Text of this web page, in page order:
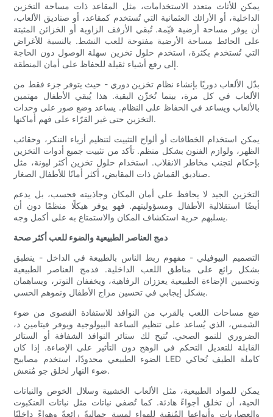
يمكن للأثاث متعدد الاستخدامات، مثل المقاعد ذات مساحة التخزين
الداخلية، أو الأرائك العثمانية التي تُستخدم كمقاعد، أو صناديق الألعاب،
أن يوفر مساحة أرضية قيّمة. تُبقي الأرفف الزاوية أو الخزائن المثبتة
على الحائط مساحة الأرضية مفتوحة للعب النشط. بالنسبة للأغراض
التي تُستخدم بكثرة، استخدم حلول تخزين سهلة الوصول دون الحاجة
إلى رفع أشياء ثقيلة للحفاظ على أمان المنطقة.
بدّل الألعاب دوريًا بإنشاء نظام تخزين دوري - حيث يتوفر جزء فقط من
الألعاب في كل مرة، بينما تُخزّن البقية. هذا يُبقي الأطفال مهتمين
بالألعاب ويساعد في الحفاظ على النظام. يساعد وضع صور على وحدات
التخزين حتى غير القرّاء على فهم أماكنها.
يمكن استخدام الخطافات أو ألواح التثبيت لتنظيم أزياء التنكر، وحقائب
الظهر، ولوازم الفنون بشكل منظم. تأكد من تثبيت جميع أدوات التخزين
بإحكام لتجنب مخاطر الانقلاب. استخدام حلول تخزين أكثر ليونة، مثل
صناديق القماش ذات المقابض، أكثر أمانًا للأطفال الصغار.
التخزين الجيد لا يحافظ على أمان المكان وجاذبيته فحسب، بل يدعم
أيضًا استقلالية الأطفال ومسؤوليتهم. فهو يوفر هيكلًا منظمًا دون أن
يسلبهم حرية استكشاف المكان والاستمتاع به على أكمل وجه.
دمج العناصر الطبيعية والضوء للعب أكثر صحة
التصميم البيوفيلي - مفهوم ربط الناس بالطبيعة في الداخل - ينطبق
بشكل رائع على مناطق اللعب الداخلية. فدمج العناصر الطبيعية
وتحسين الإضاءة الطبيعية يعززان الرفاهية، ويخففان التوتر، ويساهمان
بشكل إيجابي في تحسين مزاج الأطفال ونموهم الحسي.
ضع مساحات اللعب بالقرب من النوافذ للاستفادة القصوى من ضوء
الشمس، الذي يُساعد على تنظيم الساعة البيولوجية ويوفر فيتامين د،
الضروري للنمو الصحي. تُتيح لك ستائر النوافذ الشفافة أو الستائر
القابلة للتعديل التحكم في الوهج دون التأثير على الإضاءة. إذا كان
الضوء الطبيعي محدودًا، استخدم مصابيح LED كاملة الطيف تُحاكي
ضوء النهار لخلق جو مُنعش.
يمكن للمواد الطبيعية، مثل الألعاب الخشبية وسلال الخوص والنباتات
الحية، أن تخلق أجواءً هادئة. كما تُضفي نباتات مثل نباتات العنكبوت
والعصاريات وأنواعها المُنقية للهواء لمسة جماليةً رائعةً وهواءً داخليًا